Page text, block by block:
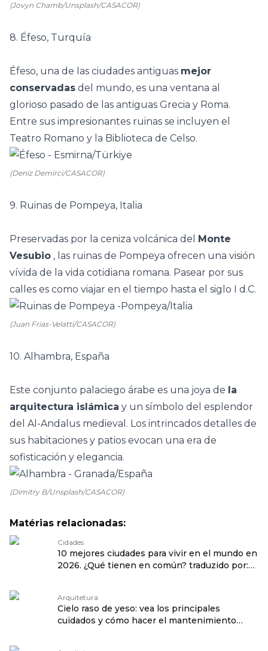
(Jovyn Chamb/Unsplash/CASACOR)
8. Éfeso, Turquía
Éfeso, una de las ciudades antiguas mejor
conservadas del mundo, es una ventana al
glorioso pasado de las antiguas Grecia y Roma.
Entre sus impresionantes ruinas se incluyen el
Teatro Romano y la Biblioteca de Celso.
(Deniz Demirci/CASACOR)
9. Ruinas de Pompeya, Italia
Preservadas por la ceniza volcánica del Monte
Vesubio , las ruinas de Pompeya ofrecen una visión
vívida de la vida cotidiana romana. Pasear por sus
calles es como viajar en el tiempo hasta el siglo I d.C.
(Juan Frias-Velatti/CASACOR)
10. Alhambra, España
Este conjunto palaciego árabe es una joya de la
arquitectura islámica y un símbolo del esplendor
del Al-Andalus medieval. Los intrincados detalles de
sus habitaciones y patios evocan una era de
sofisticación y elegancia.
(Dimitry B/Unsplash/CASACOR)
Matérias relacionadas:
Cidades
10 mejores ciudades para vivir en el mundo en
2026. ¿Qué tienen en común? traduzido por:
Arquitetura
Cielo raso de yeso: vea los principales
cuidados y cómo hacer el mantenimiento